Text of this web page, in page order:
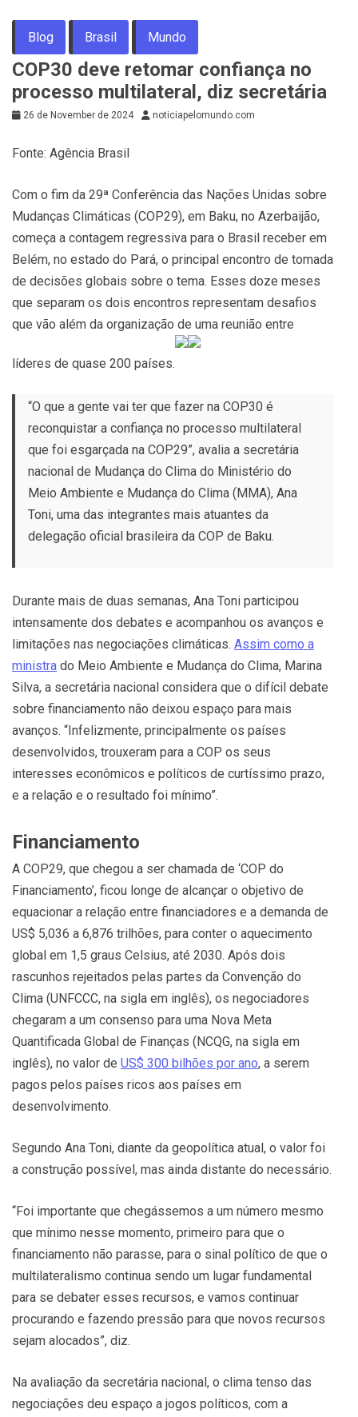
Blog Brasil Mundo
COP30 deve retomar confiança no
processo multilateral, diz secretária
26 de November de 2024 noticiapelomundo.com
Fonte: Agência Brasil
Com o fim da 29ª Conferência das Nações Unidas sobre
Mudanças Climáticas (COP29), em Baku, no Azerbaijão,
começa a contagem regressiva para o Brasil receber em
Belém, no estado do Pará, o principal encontro de tomada
de decisões globais sobre o tema. Esses doze meses
que separam os dois encontros representam desafios
que vão além da organização de uma reunião entre
líderes de quase 200 países.
“O que a gente vai ter que fazer na COP30 é
reconquistar a confiança no processo multilateral
que foi esgarçada na COP29”, avalia a secretária
nacional de Mudança do Clima do Ministério do
Meio Ambiente e Mudança do Clima (MMA), Ana
Toni, uma das integrantes mais atuantes da
delegação oficial brasileira da COP de Baku.
Durante mais de duas semanas, Ana Toni participou
intensamente dos debates e acompanhou os avanços e
limitações nas negociações climáticas. Assim como a
ministra do Meio Ambiente e Mudança do Clima, Marina
Silva, a secretária nacional considera que o difícil debate
sobre financiamento não deixou espaço para mais
avanços. “Infelizmente, principalmente os países
desenvolvidos, trouxeram para a COP os seus
interesses econômicos e políticos de curtíssimo prazo,
e a relação e o resultado foi mínimo”.
Financiamento
A COP29, que chegou a ser chamada de ‘COP do
Financiamento’, ficou longe de alcançar o objetivo de
equacionar a relação entre financiadores e a demanda de
US$ 5,036 a 6,876 trilhões, para conter o aquecimento
global em 1,5 graus Celsius, até 2030. Após dois
rascunhos rejeitados pelas partes da Convenção do
Clima (UNFCCC, na sigla em inglês), os negociadores
chegaram a um consenso para uma Nova Meta
Quantificada Global de Finanças (NCQG, na sigla em
inglês), no valor de US$ 300 bilhões por ano, a serem
pagos pelos países ricos aos países em
desenvolvimento.
Segundo Ana Toni, diante da geopolítica atual, o valor foi
a construção possível, mas ainda distante do necessário.
“Foi importante que chegássemos a um número mesmo
que mínimo nesse momento, primeiro para que o
financiamento não parasse, para o sinal político de que o
multilateralismo continua sendo um lugar fundamental
para se debater esses recursos, e vamos continuar
procurando e fazendo pressão para que novos recursos
sejam alocados”, diz.
Na avaliação da secretária nacional, o clima tenso das
negociações deu espaço a jogos políticos, com a